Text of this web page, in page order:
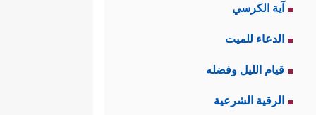
آية الكرسي
الدعاء للميت
قيام الليل وفضله
الرقية الشرعية